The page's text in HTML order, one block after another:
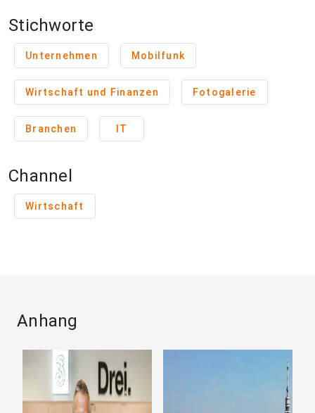
Stichworte
Unternehmen Mobilfunk
Wirtschaft und Finanzen Fotogalerie
Branchen IT
Channel
Wirtschaft
Anhang